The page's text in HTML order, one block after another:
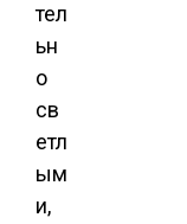
тел
ьн
о
св
етл
ым
и,